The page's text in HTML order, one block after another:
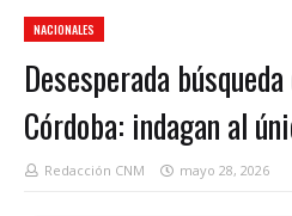
NACIONALES
Desesperada
Córdoba: indagan al
Redacción CNM mayo 28, 2026